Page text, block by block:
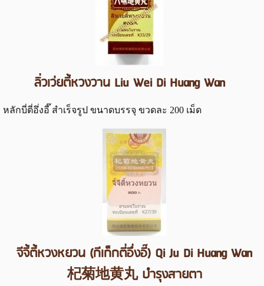
ลิ่วเว่ยตี้หวงวาน Liu Wei Di Huang Wan
หลักบี่ตี่อึ่งอี๊ สำเร็จรูป ขนาดบรรจุ ขวดละ 200 เม็ด
จีจี้ตี้หวงหยวน (กีเก็กตี่อึ่งอี๊) Qi Ju Di Huang Wan
杞菊地黄丸 บำรุงสายตา